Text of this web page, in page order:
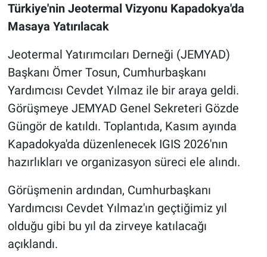
Türkiye'nin Jeotermal Vizyonu Kapadokya'da
Masaya Yatırılacak
Jeotermal Yatırımcıları Derneği (JEMYAD)
Başkanı Ömer Tosun, Cumhurbaşkanı
Yardımcısı Cevdet Yılmaz ile bir araya geldi.
Görüşmeye JEMYAD Genel Sekreteri Gözde
Güngör de katıldı. Toplantıda, Kasım ayında
Kapadokya'da düzenlenecek IGIS 2026'nın
hazırlıkları ve organizasyon süreci ele alındı.
Görüşmenin ardından, Cumhurbaşkanı
Yardımcısı Cevdet Yılmaz'ın geçtiğimiz yıl
olduğu gibi bu yıl da zirveye katılacağı
açıklandı.
Yerel
Asayiş
Kültür - Sanat
Politika
Magazin
Çevre
Haberde İnsan